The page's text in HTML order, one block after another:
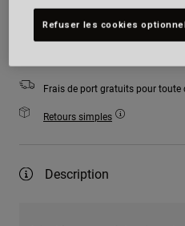
Ajouter
Frais de port gratuits pour
Retours simples
Description
Refuser les cookies